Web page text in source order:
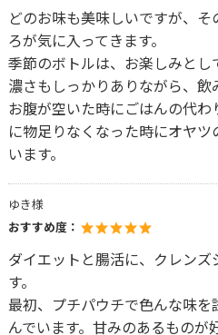
どのお味も美味しいですが、
ろが気に入ってきます。
季節のボトルは、お楽しみとし
濃さもしっかりありながら、飲
お腹が空いた時にごはんの代
に物足りなくなった時にオヤ
います。
ゆき様
おすすめ度：
ダイエットと腸活に、クレンズ
す。
最初、プチパウチで色んな味
んでいます。甘みのあるものが